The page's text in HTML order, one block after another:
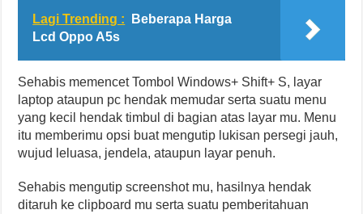
Lagi Trending :
Beberapa Harga
Lcd Oppo A5s
Sehabis memencet Tombol Windows+ Shift+ S, layar
laptop ataupun pc hendak memudar serta suatu menu
yang kecil hendak timbul di bagian atas layar mu. Menu
itu memberimu opsi buat mengutip lukisan persegi jauh,
wujud leluasa, jendela, ataupun layar penuh.
Sehabis mengutip screenshot mu, hasilnya hendak
ditaruh ke clipboard mu serta suatu pemberitahuan